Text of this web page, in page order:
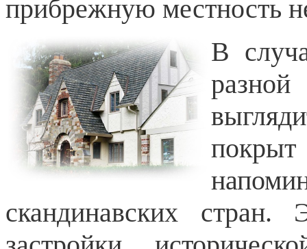
прибрежную местность
В
скандинавских